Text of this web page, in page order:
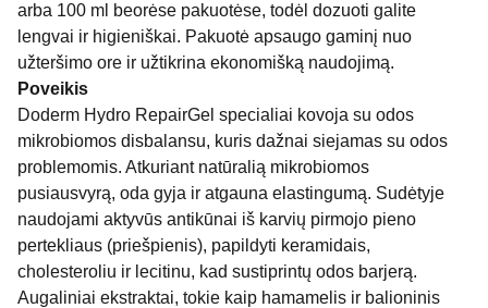
arba 100 ml beorėse pakuotėse, todėl dozuoti galite
lengvai ir higieniškai. Pakuotė apsaugo gaminį nuo
užteršimo ore ir užtikrina ekonomišką naudojimą.
Poveikis
Doderm Hydro RepairGel specialiai kovoja su odos
mikrobiomos disbalansu, kuris dažnai siejamas su odos
problemomis. Atkuriant natūralią mikrobiomos
pusiausvyrą, oda gyja ir atgauna elastingumą. Sudėtyje
naudojami aktyvūs antikūnai iš karvių pirmojo pieno
pertekliaus (priešpienis), papildyti keramidais,
cholesteroliu ir lecitinu, kad sustiprintų odos barjerą.
Augaliniai ekstraktai, tokie kaip hamamelis ir balioninis